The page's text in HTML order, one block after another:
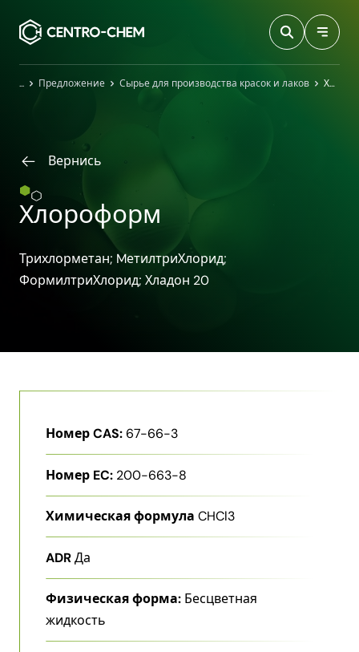
ГлавнаяПредложение Сырье для производства красок и лаков Хлороформ
Вернись
Хлороформ
Трихлорметан; MетилтриХлорид;
ФормилтриХлорид; Хладон 20
Номер CAS:67-66-3
Номер EC: 200-663-8
Химическая формула CHCl3
ADRДа
Физическая форма: Бесцветная
жидкость